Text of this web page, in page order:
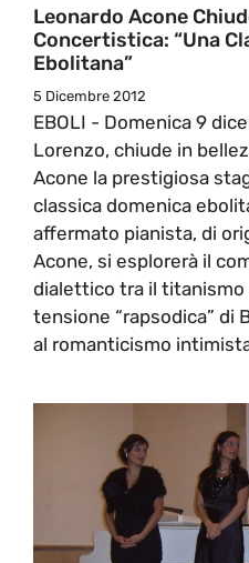
Leonardo Acone
Concertistica: “Una
Ebolitana”
5 Dicembre 2012
EBOLI - Domenica 9
Lorenzo, chiude in
Acone la prestigiosa
classica domenica
affermato pianista, di
Acone, si esplorerà il
dialettico tra il titanismo
tensione “rapsodica” di
al romanticismo